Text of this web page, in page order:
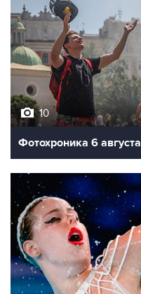
10
Фотохроника 6 августа